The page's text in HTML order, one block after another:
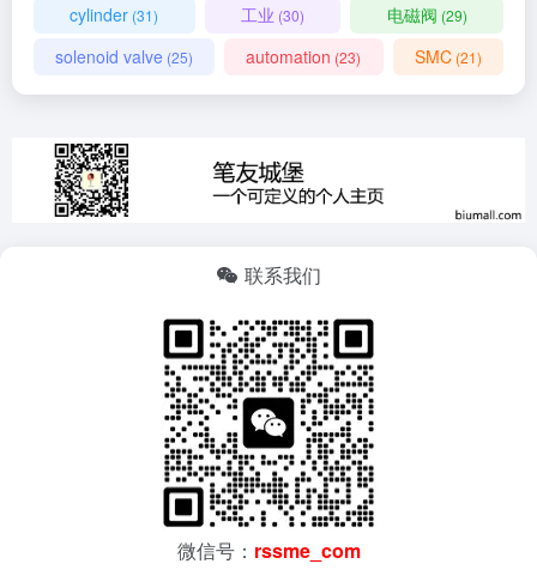
cylinder (31) 工业 (30) 电磁阀 (29)
solenoid valve (25) automation (23) SMC(21)
联系我们
微信号： rssme_com